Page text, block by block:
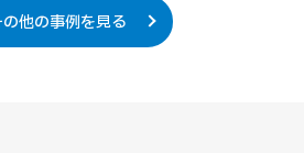
の他の事例を見る